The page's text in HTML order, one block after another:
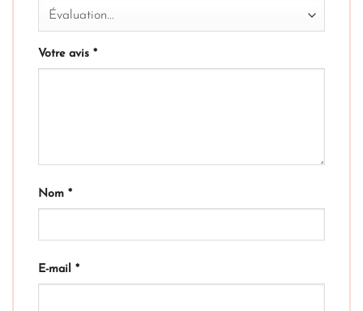
Votre avis *
Nom *
E-mail *